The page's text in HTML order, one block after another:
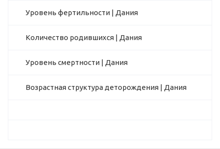
Уровень фертильности | Дания
Количество родившихся | Дания
Уровень смертности | Дания
Возрастная структура деторождения | Дания